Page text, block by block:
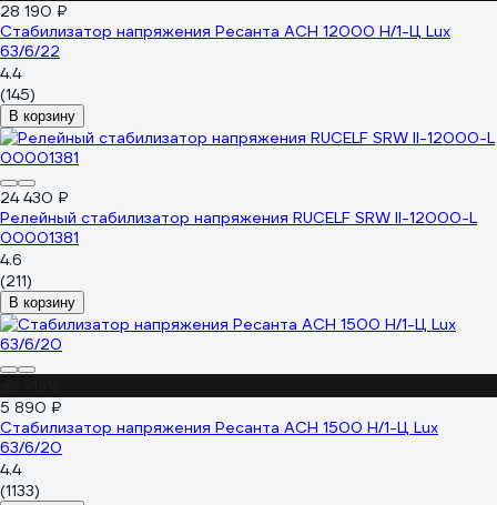
28 190 ₽
Стабилизатор напряжения Ресанта АСН 12000 Н/1-Ц Lux
63/6/22
4.4
(145)
В корзину
24 430 ₽
Релейный стабилизатор напряжения RUCELF SRW II-12000-L
00001381
4.6
(211)
В корзину
5 890 ₽
Стабилизатор напряжения Ресанта АСН 1500 Н/1-Ц Lux
63/6/20
4.4
(1133)